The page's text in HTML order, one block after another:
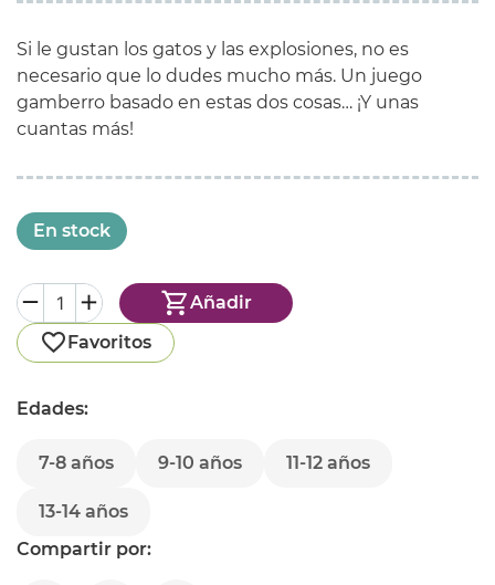
Si le gustan los gatos y las explosiones, no es
necesario que lo dudes mucho más. Un juego
gamberro basado en estas dos cosas… ¡Y unas
cuantas más!
En stock
Añadir
Favoritos
Edades:
7-8 años 9-10 años 11-12 años
13-14 años
Compartir por: